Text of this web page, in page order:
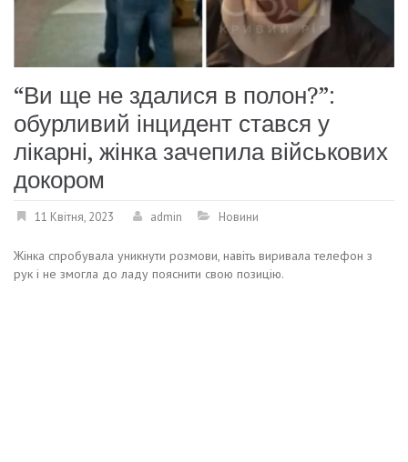
“Ви ще не здалися в полон?”:
обурливий інцидент стався у
лікарні, жінка зачепила військових
докором
11 Квітня, 2023 admin Новини
Жінка спробувала уникнути розмови, навіть виривала телефон з
рук і не змогла до ладу пояснити свою позицію.